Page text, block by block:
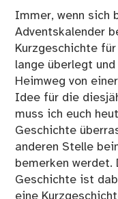
Immer, wenn sich
Adventskalender
Kurzgeschichte
lange überlegt
Heimweg von
Idee für die
muss ich euch
Geschichte
anderen Stelle
bemerken
Geschichte ist
eine